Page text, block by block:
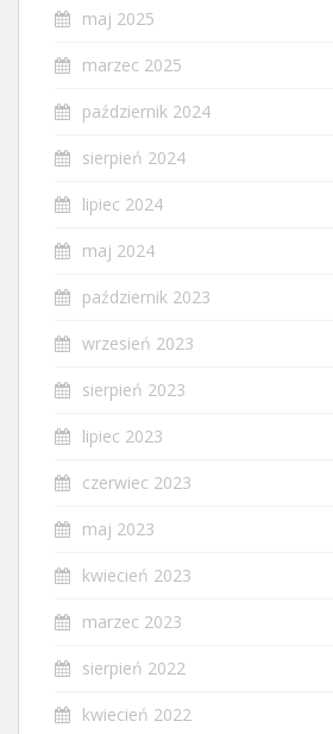
maj 2025
marzec 2025
październik 2024
sierpień 2024
lipiec 2024
maj 2024
październik 2023
wrzesień 2023
sierpień 2023
lipiec 2023
czerwiec 2023
maj 2023
kwiecień 2023
marzec 2023
sierpień 2022
kwiecień 2022